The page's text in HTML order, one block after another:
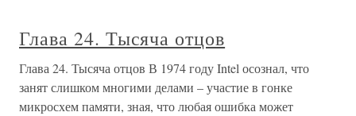
Глава 24. Тысяча отцов
Глава 24. Тысяча отцов В 1974 году Intel осознал, что
занят слишком многими делами – участие в гонке
микросхем памяти, зная, что любая ошибка может